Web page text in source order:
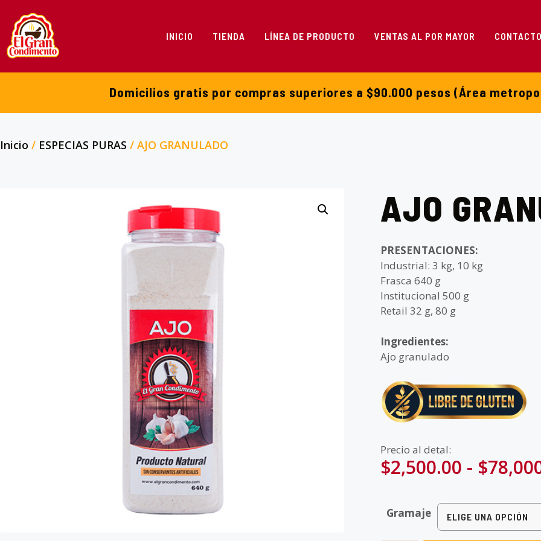
INICIO TIENDA LÍNEA DE PRODUCTO VENTAS AL POR MAYOR
Domicilios gratis por compras superiores a $90.000 pesos (Área
Inicio / ESPECIAS PURAS / AJO GRANULADO
AJO
PRESENTACIONES:
Industrial: 3 kg, 10 kg
Frasca 640 g
Institucional 500 g
Retail 32 g, 80 g
Ingredientes:
Ajo granulado
Precio al detal:
$2,500.00 - $
Gramaje